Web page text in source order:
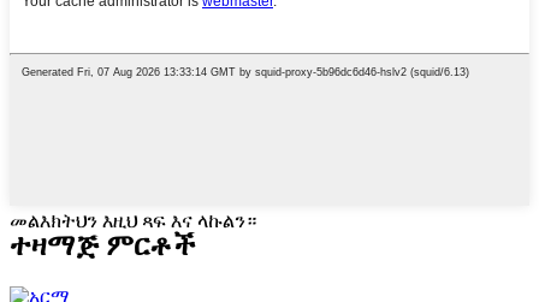
መልእክትህን እዚህ ጻፍ እና ላኩልን።
ተዛማጅ ምርቶች